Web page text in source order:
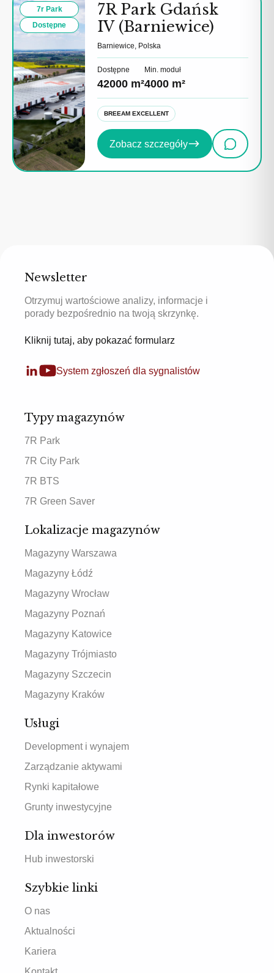
7r Park
Dostępne
7R Park Gdańsk
IV (Barniewice)
Barniewice, Polska
Dostępne
42000 m²
Min. moduł
4000 m²
BREEAM EXCELLENT
Zobacz szczegóły
Newsletter
Otrzymuj wartościowe analizy, informacje i
porady bezpośrednio na twoją skrzynkę.
Kliknij tutaj, aby pokazać formularz
System zgłoszeń dla sygnalistów
Typy magazynów
7R Park
7R City Park
7R BTS
7R Green Saver
Lokalizacje magazynów
Magazyny Warszawa
Magazyny Łódź
Magazyny Wrocław
Magazyny Poznań
Magazyny Katowice
Magazyny Trójmiasto
Magazyny Szczecin
Magazyny Kraków
Usługi
Development i wynajem
Zarządzanie aktywami
Rynki kapitałowe
Grunty inwestycyjne
Dla inwestorów
Hub inwestorski
Szybkie linki
O nas
Aktualności
Kariera